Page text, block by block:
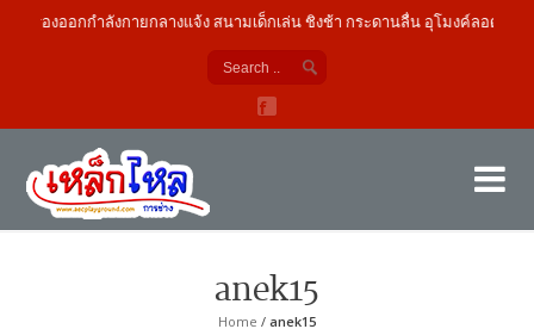
เครื่องออกกำลังกายกลางแจ้ง สนามเด็กเล่น ชิงช้า กระดานลื่น อุโมงค์ลอด
anek15
Home / anek15